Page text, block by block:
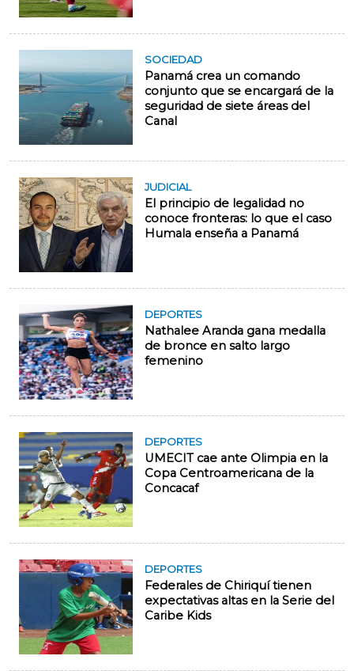
SOCIEDAD
Panamá crea un comando
conjunto que se encargará de la
seguridad de siete áreas del
Canal
JUDICIAL
El principio de legalidad no
conoce fronteras: lo que el caso
Humala enseña a Panamá
DEPORTES
Nathalee Aranda gana medalla
de bronce en salto largo
femenino
DEPORTES
UMECIT cae ante Olimpia en la
Copa Centroamericana de la
Concacaf
DEPORTES
Federales de Chiriquí tienen
expectativas altas en la Serie del
Caribe Kids